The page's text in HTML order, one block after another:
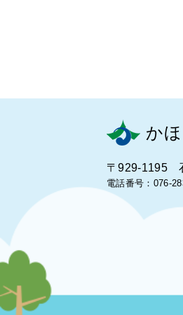
か
〒929-1195
電話番号：076-